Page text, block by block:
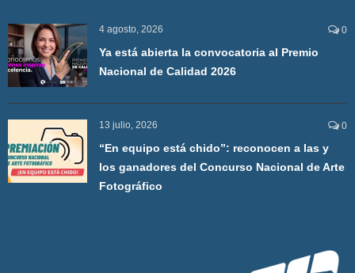
4 agosto, 2026 0
Ya está abierta la convocatoria al Premio
Nacional de Calidad 2026
13 julio, 2026 0
“En equipo está chido”: reconocen a las y
los ganadores del Concurso Nacional de Arte
Fotográfico